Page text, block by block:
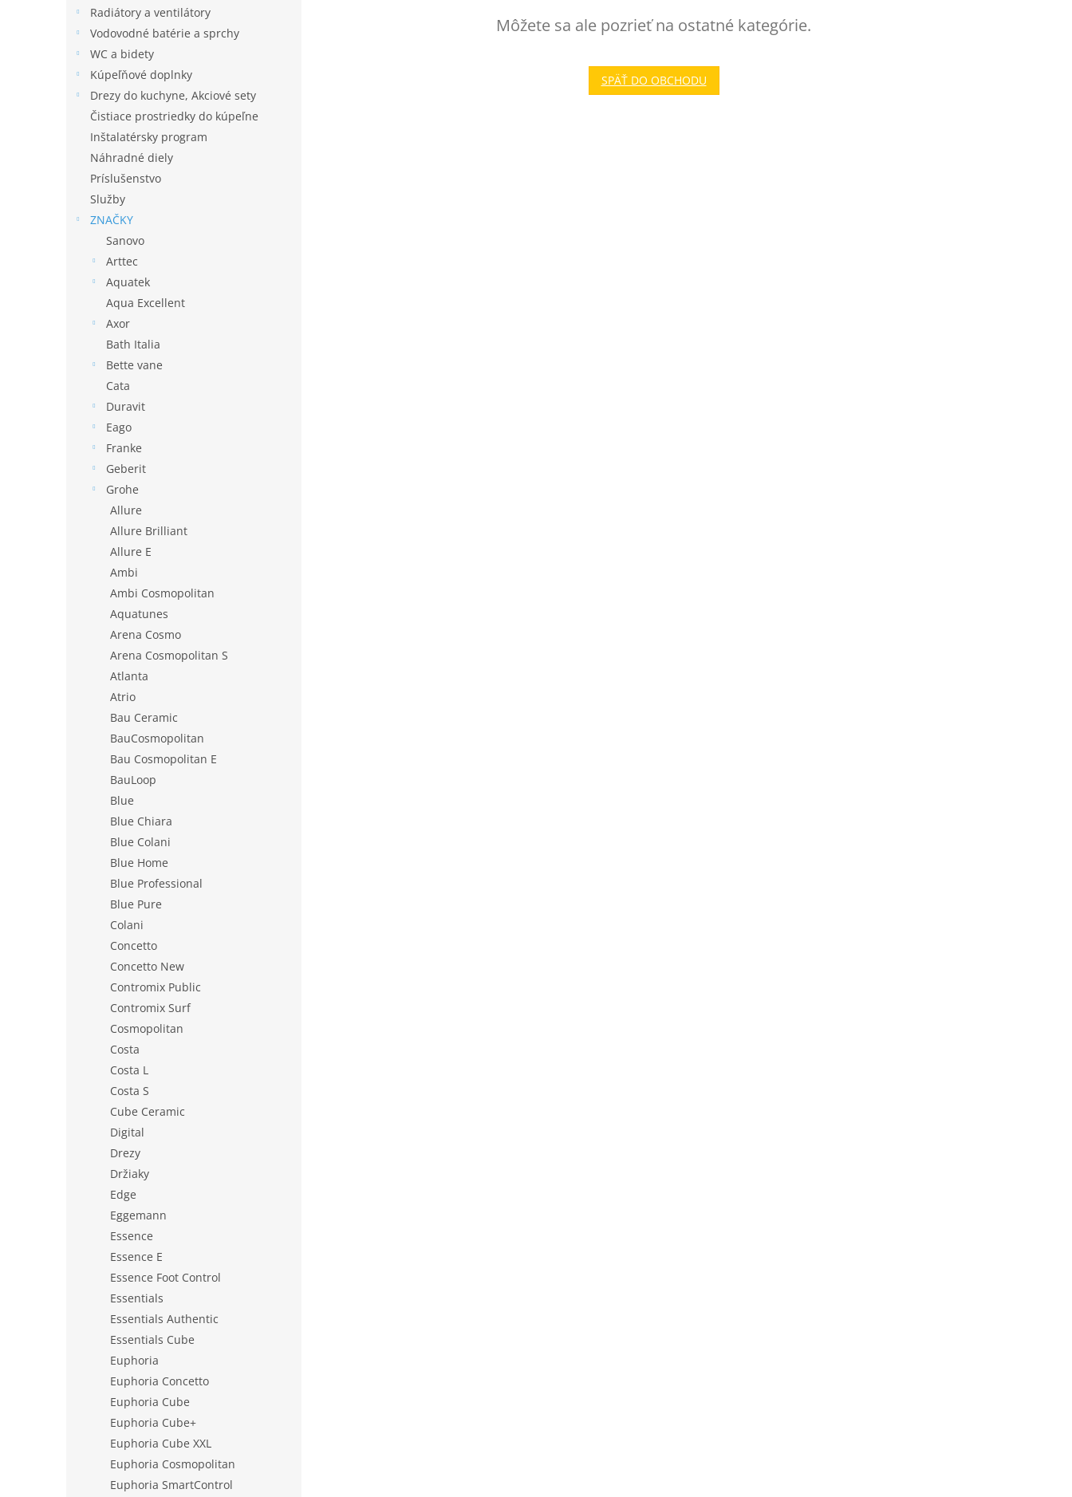
Radiátory a ventilátory
Vodovodné batérie a sprchy
WC a bidety
Kúpeľňové doplnky
Drezy do kuchyne, Akciové sety
Čistiace prostriedky do kúpeľne
Inštalatérsky program
Náhradné diely
Príslušenstvo
Služby
ZNAČKY
Sanovo
Arttec
Aquatek
Aqua Excellent
Axor
Bath Italia
Bette vane
Cata
Duravit
Eago
Franke
Geberit
Grohe
Allure
Allure Brilliant
Allure E
Ambi
Ambi Cosmopolitan
Aquatunes
Arena Cosmo
Arena Cosmopolitan S
Atlanta
Atrio
Bau Ceramic
BauCosmopolitan
Bau Cosmopolitan E
BauLoop
Blue
Blue Chiara
Blue Colani
Blue Home
Blue Professional
Blue Pure
Colani
Concetto
Concetto New
Contromix Public
Contromix Surf
Cosmopolitan
Costa
Costa L
Costa S
Cube Ceramic
Digital
Drezy
Držiaky
Edge
Eggemann
Essence
Essence E
Essence Foot Control
Essentials
Essentials Authentic
Essentials Cube
Euphoria
Euphoria Concetto
Euphoria Cube
Euphoria Cube+
Euphoria Cube XXL
Euphoria Cosmopolitan
Euphoria SmartControl
Môžete sa ale pozrieť na ostatné kategórie.
SPÄŤ DO OBCHODU